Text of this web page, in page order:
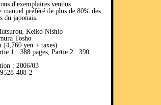
d'exemplaires vendus
préféré de plus de 80% des
du japonais.
Keiko Nishio
Tosho
(4,760 yen + taxes)
1 : 388 pages, Partie 2 : 390
: 2006/03
488-2